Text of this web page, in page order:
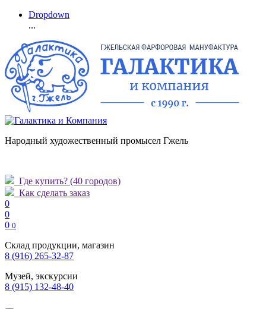
Dropdown
...
Народный художественный промысел Гжель
Где купить? (40 городов)
Как сделать заказ
0
0
0 0
Склад продукции, магазин
8 (916) 265-32-87
Музей, экскурсии
8 (915) 132-48-40